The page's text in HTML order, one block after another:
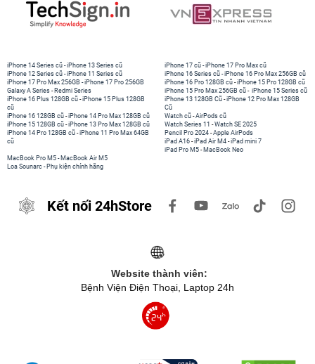
iPhone 14 Series cũ -iPhone 13 Series cũ
iPhone 12 Series cũ -iPhone 11 Series cũ
iPhone 17 Pro Max 256GB -iPhone 17 Pro 256GB
Galaxy A Series - Redmi Series
iPhone 17 cũ -iPhone 17 Pro Max cũ
iPhone 16 Series cũ - iPhone 16 Pro Max 256GB cũ
iPhone 16 Pro 128GB cũ -iPhone 15 Pro 128GB cũ
iPhone 15 Pro Max 256GB cũ - iPhone 15 Series cũ
iPhone 16 Plus 128GB cũ -iPhone 15 Plus 128GB
cũ
iPhone 16 128GB cũ -iPhone 14 Pro Max 128GB cũ
iPhone 15 128GB cũ -iPhone 13 Pro Max 128GB cũ
iPhone 14 Pro 128GB cũ -iPhone 11 Pro Max 64GB
cũ
iPhone 13 128GB Cũ -iPhone 12 Pro Max 128GB
Cũ
Watch cũ -AirPods cũ
Watch Series 11 -Watch SE 2025
Pencil Pro 2024 -Apple AirPods
iPad A16 -iPad Air M4 -iPad mini 7
iPad Pro M5 - MacBook Neo
MacBook Pro M5 - MacBook Air M5
Loa Sounarc - Phụ kiện chính hãng
Kết nối 24hStore
Website thành viên:
Bệnh Viện Điện Thoại, Laptop 24h